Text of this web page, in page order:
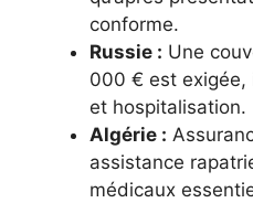
conforme.
Russie : Une
000 € est exigée,
et hospitalisation.
Algérie :
assistance
médicaux